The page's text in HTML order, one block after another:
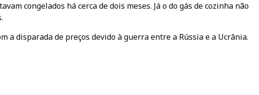
congelados há cerca de dois meses. Já o do gás de cozinha não
a disparada de preços devido à guerra entre a Rússia e a Ucrânia.